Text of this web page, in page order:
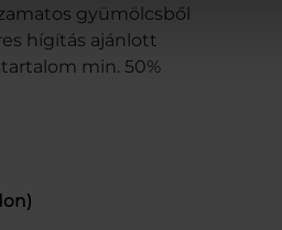
gyümölcsből
hígítás ajánlott
min. 50%